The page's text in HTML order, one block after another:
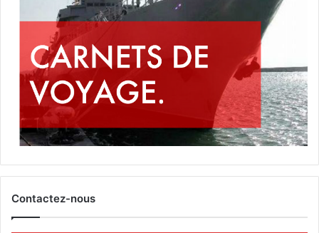
Contactez-nous